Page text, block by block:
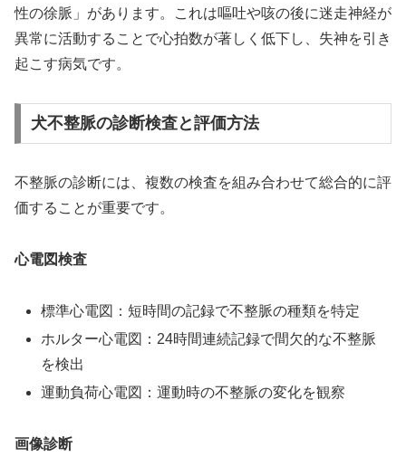
性の徐脈」があります。これは嘔吐や咳の後に迷走神経が
異常に活動することで心拍数が著しく低下し、失神を引き
起こす病気です。
犬不整脈の診断検査と評価方法
不整脈の診断には、複数の検査を組み合わせて総合的に評
価することが重要です。
心電図検査
標準心電図：短時間の記録で不整脈の種類を特定
ホルター心電図：24時間連続記録で間欠的な不整脈
を検出
運動負荷心電図：運動時の不整脈の変化を観察
画像診断